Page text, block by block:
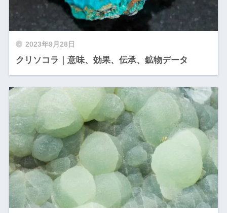
2023年9月28日
クリソコラ｜意味、効果、伝承、鉱物データ